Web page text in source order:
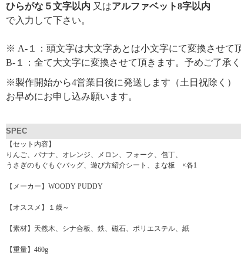
ひらがな５文字以内 又はアルファベット8字以内
で入力して下さい。
※ A-１：頭文字は大文字あとは小文字にて変換させて
B-１：全て大文字に変換させて頂きます。予めご了承く
※製作開始から4営業日後に発送します（土日祝除く）
お早めにお申し込み願います。
SPEC
【セット内容】
りんご、バナナ、オレンジ、メロン、フォーク、包丁、
うさぎのもぐもぐバッグ、遊び方紹介シート、まな板 ×各1
【メーカー】WOODY PUDDY
【オススメ】１歳～
【素材】天然木、シナ合板、鉄、磁石、ポリエステル、紙
【重量】460g